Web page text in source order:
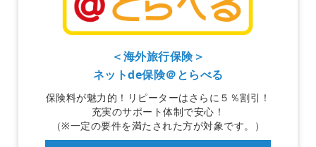
＜海外旅行保険＞
ネットde保険＠とらべる
保険料が魅力的！リピーターはさらに５％割引！
充実のサポート体制で安心！
（※一定の要件を満たされた方が対象です。）